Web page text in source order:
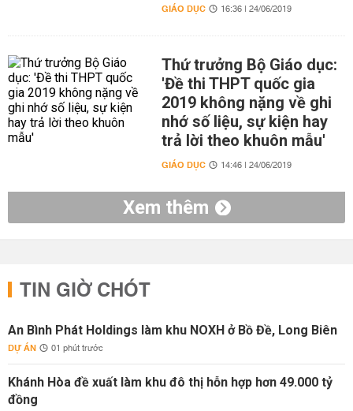
GIÁO DỤC 16:36 | 24/06/2019
Thứ trưởng Bộ Giáo dục:
'Đề thi THPT quốc gia
2019 không nặng về ghi
nhớ số liệu, sự kiện hay
trả lời theo khuôn mẫu'
GIÁO DỤC 14:46 | 24/06/2019
Xem thêm
TIN GIỜ CHÓT
An Bình Phát Holdings làm khu NOXH ở Bồ Đề, Long Biên
DỰ ÁN 01 phút trước
Khánh Hòa đề xuất làm khu đô thị hỗn hợp hơn 49.000 tỷ
đồng